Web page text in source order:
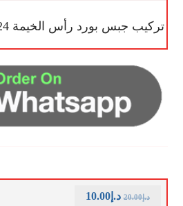
تركيب جبس بورد رأس الخيمة 24 ساعة : 0545681606
د.إ20.00 د.إ10.00